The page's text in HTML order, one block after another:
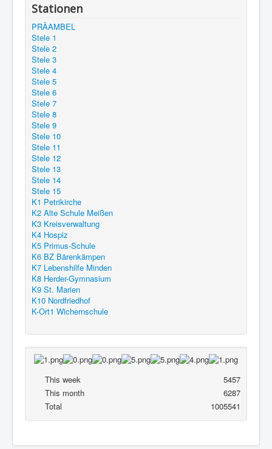
Stationen
PRÄAMBEL
Stele 1
Stele 2
Stele 3
Stele 4
Stele 5
Stele 6
Stele 7
Stele 8
Stele 9
Stele 10
Stele 11
Stele 12
Stele 13
Stele 14
Stele 15
K1 Petrikirche
K2 Alte Schule Meißen
K3 Kreisverwaltung
K4 Hospiz
K5 Primus-Schule
K6 BZ Bärenkämpen
K7 Lebenshilfe Minden
K8 Herder-Gymnasium
K9 St. Marien
K10 Nordfriedhof
K-Ort1 Wichernschule
This week
5457
This month
6287
Total
1005541